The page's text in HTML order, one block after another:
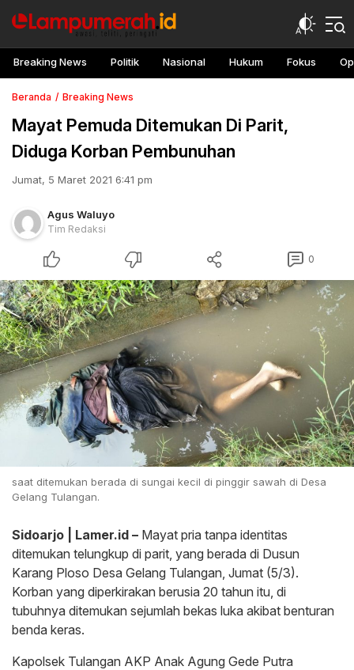
Breaking News Politik Nasional Hukum Fokus
Beranda Breaking News
Mayat Pemuda Ditemukan Di Parit,
Diduga Korban Pembunuhan
Jumat, 5 Maret 2021 6:41 pm
Agus Waluyo
Tim Redaksi
0
saat ditemukan berada di sungai kecil di pinggir sawah di Desa
Gelang Tulangan.
Sidoarjo | Lamer.id – Mayat pria tanpa identitas
ditemukan telungkup di parit, yang berada di Dusun
Karang Ploso Desa Gelang Tulangan, Jumat (5/3).
Korban yang diperkirakan berusia 20 tahun itu, di
tubuhnya ditemukan sejumlah bekas luka akibat benturan
benda keras.
Kapolsek Tulangan AKP Anak Agung Gede Putra